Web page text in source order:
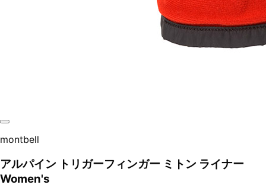
montbell
アルパイン トリガーフィンガー ミトン ライナー
Women's